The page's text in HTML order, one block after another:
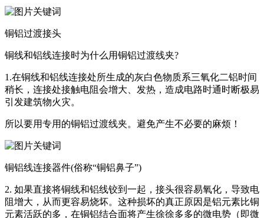
铜铝过渡接头
铜线和铝线连接时为什么用铜铝过渡线夹?
1.在铜线和铝线连接处所生成的灰白色物质系三氧化二铝时间
稍长，连接处接触电阻会增大、发热，造成电路时通时断极易
引发建筑物火灾。
所以要用专用的铜铝过渡线夹。避免产生不必要的麻烦！
铜铝线连接器件(俗称“铜铝鼻子”)
2. 如果直接将铜线和铝线铰到一起，接头很容易氧化，导致电
阻增大，从而更容易烧坏。这种损坏的真正原因是铝元素比铜
元素活跃的多，在铜铝结合面将产生徐徐多多的微电势（即微